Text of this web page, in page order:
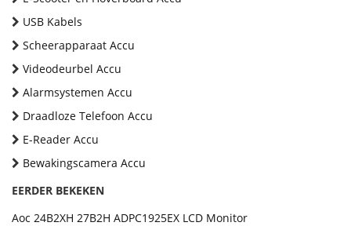
USB Kabels
Scheerapparaat Accu
Videodeurbel Accu
Alarmsystemen Accu
Draadloze Telefoon Accu
E-Reader Accu
Bewakingscamera Accu
EERDER BEKEKEN
Aoc 24B2XH 27B2H ADPC1925EX LCD Monitor